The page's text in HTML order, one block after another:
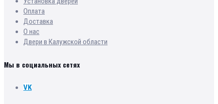
Оплата
Доставка
О нас
Двери в Калужской области
Мы в социальных сетях
VK